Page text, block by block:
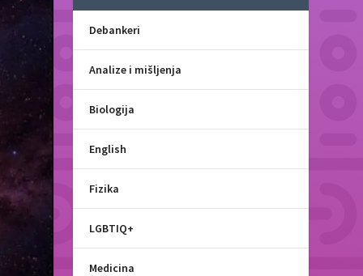
Debankeri
Analize i mišljenja
Biologija
English
Fizika
LGBTIQ+
Medicina